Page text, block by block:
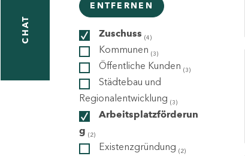
CHAT
ENTFERNEN
Zuschuss (4)
Kommunen (3)
Öffentliche Kunden (3)
Städtebau und
Regionalentwicklung (3)
Arbeitsplatzförderun
g (2)
Existenzgründung (2)